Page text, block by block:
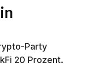
Party
20 Prozent.